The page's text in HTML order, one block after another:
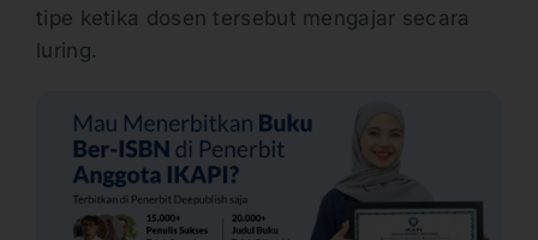
tipe ketika dosen tersebut mengajar secara
luring.